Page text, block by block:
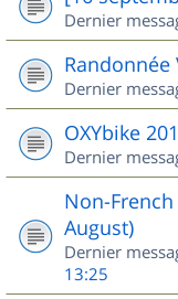
Dernier
Randonnée
Dernier
OXYbike
Dernier
Non-
August)
Dernier
13:25